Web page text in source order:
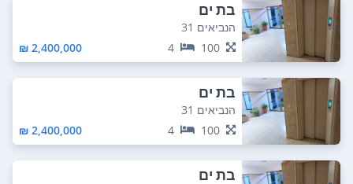
בת ים
הנביאים 31
100
4
2,400,000 ₪
בת ים
הנביאים 31
100
4
2,400,000 ₪
בת ים